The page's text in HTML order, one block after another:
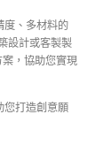
度、多材料的
設計或客製製
，協助您實現
您打造創意願